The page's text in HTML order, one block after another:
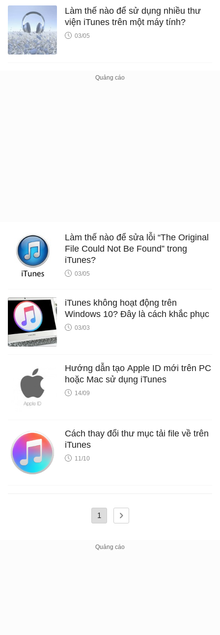
Làm thế nào để sử dụng nhiều thư
viện iTunes trên một máy tính?
03/05
Làm thế nào để sửa lỗi “The Original
File Could Not Be Found” trong
iTunes?
03/05
iTunes không hoạt động trên
Windows 10? Đây là cách khắc phục
03/03
Hướng dẫn tạo Apple ID mới trên PC
hoặc Mac sử dụng iTunes
14/09
Cách thay đổi thư mục tải file về trên
iTunes
11/10
1